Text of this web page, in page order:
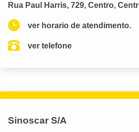
Rua Paul Harris, 729, Centro,
ver horario de atendimento.
ver telefone
Sinoscar S/A